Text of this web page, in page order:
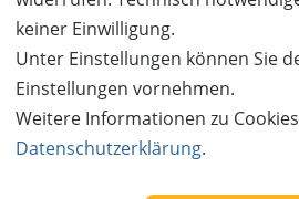
keiner Einwilligung.
Unter Einstellungen können Sie
Einstellungen vornehmen.
Weitere Informationen zu
Datenschutzerklärung.
Es ist die einzige klassische
Vorarlbergs, die im Laternsertal
Junggebliebene erfreut. Per
hinauf zum Start, um dann durch
Kanal über zahlreiche Kurven ins
Spaß, die durch einen
Unterführungen sowie über